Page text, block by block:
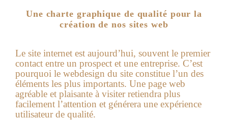
Une charte graphique de qualité pour la
création de nos sites web
Le site internet est aujourd’hui, souvent le premier
contact entre un prospect et une entreprise. C’est
pourquoi le webdesign du site constitue l’un des
éléments les plus importants. Une page web
agréable et plaisante à visiter retiendra plus
facilement l’attention et générera une expérience
utilisateur de qualité.